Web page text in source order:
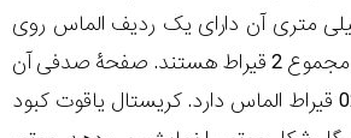
رزگلد 36 میلی متری آن دارای یک ردیف الماس روی
قاب است که در مجموع 2 قیراط هستند. صفحۀ صدفی آن
در مجموع 021/0 قیراط الماس دارد. کریستال یاقوت کبود